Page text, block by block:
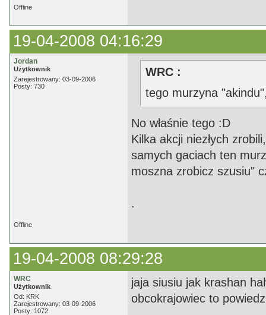
Offline
19-04-2008 04:16:29
Jordan
Użytkownik
Zarejestrowany: 03-09-2006
Posty: 730
WRC :
tego murzyna
No właśnie tego :D
Kilka akcji niezłych
samych gaciach ten
moszna zrobicz szusiu"
.
Offline
19-04-2008 08:29:28
WRC
Użytkownik
Od: KRK
Zarejestrowany: 03-09-2006
Posty: 1072
jaja siusiu jak krashan
obcokrajowiec to